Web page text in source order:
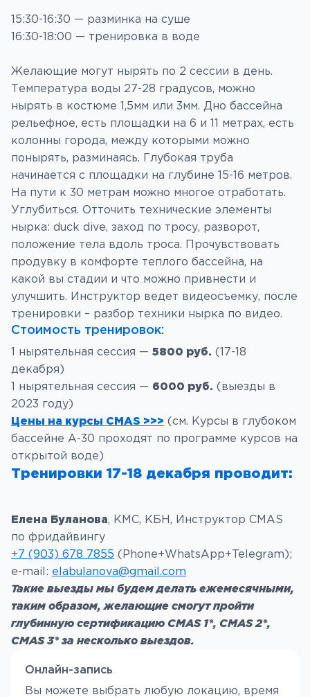
15:30-16:30 — разминка на суше
16:30-18:00 — тренировка в воде
Желающие могут нырять по 2 сессии в день.
Температура воды 27-28 градусов, можно
нырять в костюме 1,5мм или 3мм. Дно бассейна
рельефное, есть площадки на 6 и 11 метрах, есть
колонны города, между которыми можно
понырять, разминаясь. Глубокая труба
начинается с площадки на глубине 15-16 метров.
На пути к 30 метрам можно многое отработать.
Углубиться. Отточить технические элементы
нырка: duck dive, заход по тросу, разворот,
положение тела вдоль троса. Прочувствовать
продувку в комфорте теплого бассейна, на
какой вы стадии и что можно привнести и
улучшить. Инструктор ведет видеосъемку, после
тренировки – разбор техники нырка по видео.
Стоимость тренировок:
1 нырятельная сессия — 5800 руб. (17-18
декабря)
1 нырятельная сессия — 6000 руб. (выезды в
2023 году)
Цены на курсы CMAS >>> (см. Курсы в глубоком
бассейне А-30 проходят по программе курсов на
открытой воде)
Тренировки 17-18 декабря проводит:
Елена Буланова, КМС, КБН, Инструктор CMAS
по фридайвингу
+7 (903) 678 7855 (Phone+WhatsApp+Telegram);
e-mail: elabulanova@gmail.com
Такие выезды мы будем делать ежемесячными,
таким образом, желающие смогут пройти
глубинную сертификацию CMAS 1*, CMAS 2*,
CMAS 3* за несколько выездов.
Онлайн-запись
Вы можете выбрать любую локацию, время